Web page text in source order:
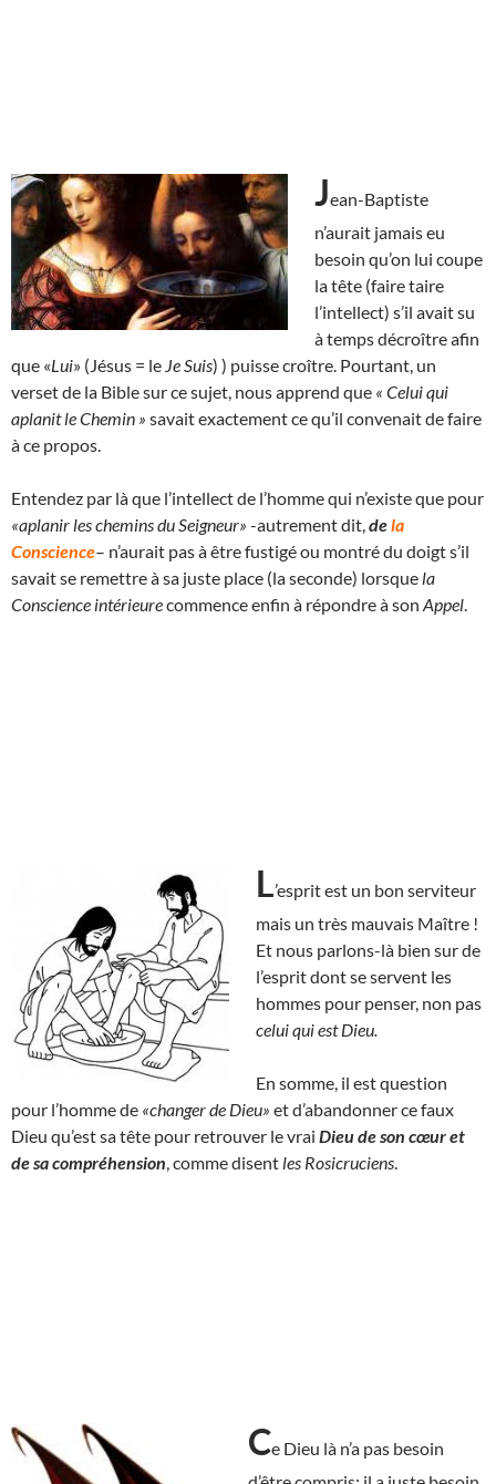
Jean-Baptiste
n’aurait jamais eu
besoin qu’on lui coupe
la tête (faire taire
l’intellect) s’il avait su
à temps décroître afin
que «Lui» (Jésus = le Je Suis) ) puisse croître. Pourtant, un
verset de la Bible sur ce sujet, nous apprend que « Celui qui
aplanit le Chemin » savait exactement ce qu’il convenait de faire
à ce propos.
Entendez par là que l’intellect de l’homme qui n’existe que pour
«aplanir les chemins du Seigneur» -autrement dit, dela
Conscience– n’aurait pas à être fustigé ou montré du doigt s’il
savait se remettre à sa juste place (la seconde) lorsque la
Conscience intérieurecommence enfin à répondre à son Appel
L’esprit est un bon serviteur
mais un très mauvais Maître !
Et nous parlons-là bien sur de
l’esprit dont se servent les
hommes pour penser, non pas
celui qui est Dieu.
En somme, il est question
pour l’homme de «changer de Dieu» et d’abandonner ce faux
Dieu qu’est sa tête pour retrouver le vrai Dieu de son cœur et
de sa compréhension , comme disent les Rosicruciens
Ce Dieu là n’a pas besoin